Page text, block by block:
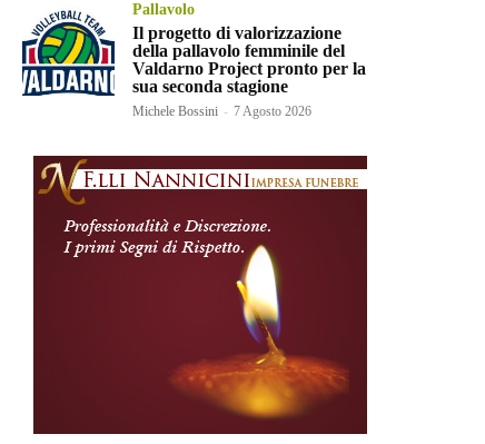
Pallavolo
Il progetto di valorizzazione
della pallavolo femminile del
Valdarno Project pronto per la
sua seconda stagione
Michele Bossini - 7 Agosto 2026